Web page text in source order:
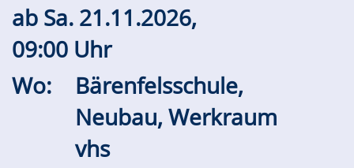
ab Sa. 21.11.2026,
09:00 Uhr
Wo:
Bärenfelsschule,
Neubau, Werkraum
vhs